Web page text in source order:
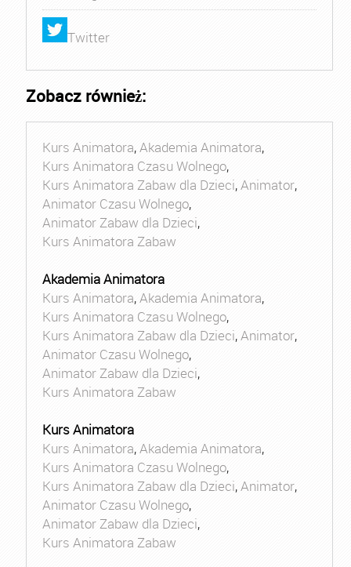
Twitter
Zobacz również:
Kurs Animatora,Akademia Animatora,
Kurs Animatora Czasu Wolnego,
Kurs Animatora Zabaw dla Dzieci,Animator,
Animator Czasu Wolnego,
Animator Zabaw dla Dzieci,
Kurs Animatora Zabaw
Akademia Animatora
Kurs Animatora,Akademia Animatora,
Kurs Animatora Czasu Wolnego,
Kurs Animatora Zabaw dla Dzieci,Animator,
Animator Czasu Wolnego,
Animator Zabaw dla Dzieci,
Kurs Animatora Zabaw
Kurs Animatora
Kurs Animatora,Akademia Animatora,
Kurs Animatora Czasu Wolnego,
Kurs Animatora Zabaw dla Dzieci,Animator,
Animator Czasu Wolnego,
Animator Zabaw dla Dzieci,
Kurs Animatora Zabaw